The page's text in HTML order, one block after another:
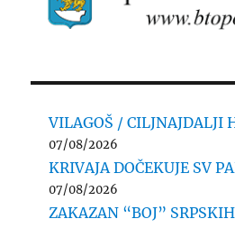
VILAGOŠ / CILJNAJDALJI
07/08/2026
KRIVAJA DOČEKUJE SV
07/08/2026
ZAKAZAN “BOJ”